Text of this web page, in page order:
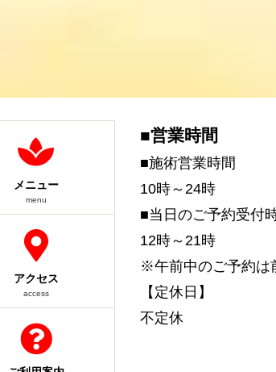
メニュー
menu
アクセス
access
■営業時間
■施術営業時間
10時～24時
■当日のご予約受付
12時～21時
※午前中のご予約は
【定休日】
不定休